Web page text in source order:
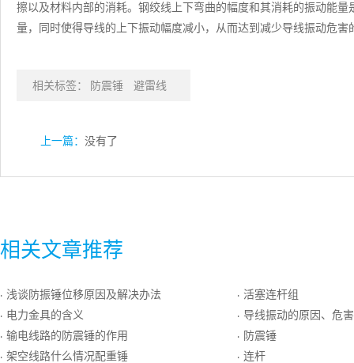
擦以及材料内部的消耗。钢绞线上下弯曲的幅度和其消耗的振动能
量，同时使得导线的上下振动幅度减小，从而达到减少导线振动危
相关标签： 防震锤 避雷线
上一篇： 没有了
相关文章推荐
· 浅谈防振锤位移原因及解决办法
· 电力金具的含义
· 输电线路的防震锤的作用
· 架空线路什么情况配重锤
· 活塞连杆组
· 导线振动的原因、危
· 防震锤
· 连杆